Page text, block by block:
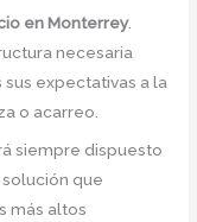
en Monterrey.
necesaria
expectativas a la
o acarreo.
siempre dispuesto
que
más altos